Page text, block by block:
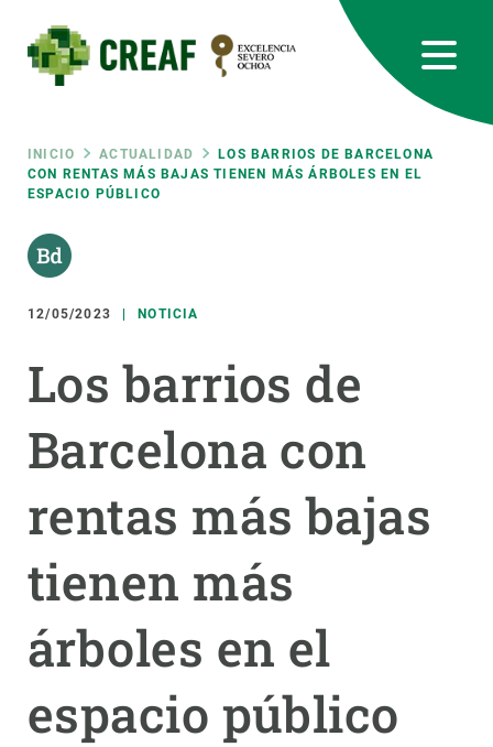
contenido
principal
Ruta
de
navegación
INICIO ACTUALIDAD
LOS BARRIOS DE BARCELONA
CON RENTAS MÁS BAJAS TIENEN MÁS ÁRBOLES EN EL
ESPACIO PÚBLICO
12/05/2023 NOTICIA
Los barrios de
Barcelona con
rentas más bajas
tienen más
árboles en el
espacio público
RRSS
Featured
responsive
Responsive
menu
INVESTIGACIÓN
CIENCIA EN ACCIÓN
NOTICIAS Y AGENDA